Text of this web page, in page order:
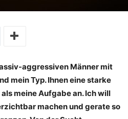
aggressiven Männer mit
mein Typ. Ihnen eine starke
meine Aufgabe an. Ich will
machen und gerate so